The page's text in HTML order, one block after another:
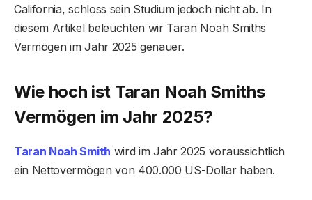
California, schloss sein Studium jedoch nicht ab. In
diesem Artikel beleuchten wir Taran Noah Smiths
Vermögen im Jahr 2025 genauer.
Wie hoch ist Taran Noah Smiths
Vermögen im Jahr 2025?
Taran Noah Smith wird im Jahr 2025 voraussichtlich
ein Nettovermögen von 400.000 US-Dollar haben.